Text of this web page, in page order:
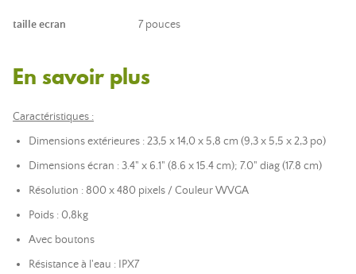
taille ecran 7 pouces
En savoir plus
Caractéristiques :
Dimensions extérieures : 23,5 x 14,0 x 5,8 cm (9,3 x 5,5 x 2,3 po)
Dimensions écran : 3.4" x 6.1" (8.6 x 15.4 cm); 7.0" diag (17.8 cm)
Résolution : 800 x 480 pixels / Couleur WVGA
Poids : 0,8kg
Avec boutons
Résistance à l'eau : IPX7